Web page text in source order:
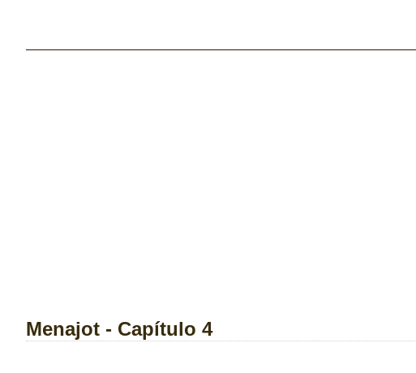
Menajot - Capítulo 4